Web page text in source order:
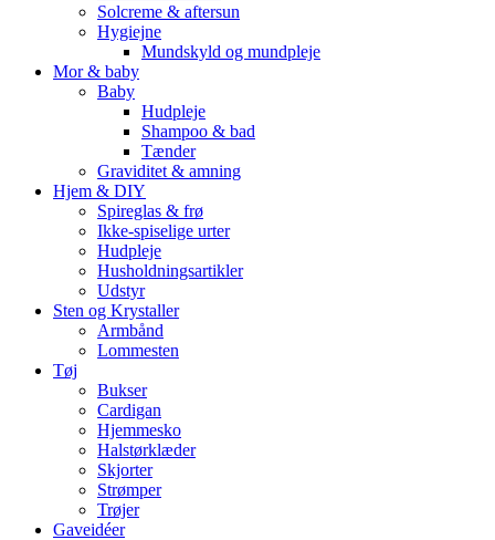
Solcreme & aftersun
Hygiejne
Mundskyld og mundpleje
Mor & baby
Baby
Hudpleje
Shampoo & bad
Tænder
Graviditet & amning
Hjem & DIY
Spireglas & frø
Ikke-spiselige urter
Hudpleje
Husholdningsartikler
Udstyr
Sten og Krystaller
Armbånd
Lommesten
Tøj
Bukser
Cardigan
Hjemmesko
Halstørklæder
Skjorter
Strømper
Trøjer
Gaveidéer